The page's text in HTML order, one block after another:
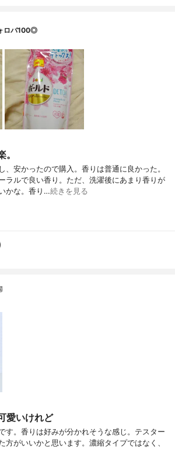
ロバ100◎
、安かったので購入。香りは普通に良かった。
ラルで良い香り。ただ、洗濯後にあまり香りが
かな。香り…続きを見る
愛いけれど
す。香りは好みが分かれそうな感じ。テスター
方がいいかと思います。濃縮タイプではなく、